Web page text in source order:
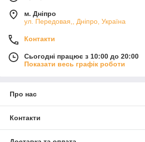
м. Дніпро
ул. Передовая,, Дніпро, Україна
Контакти
Сьогодні працює з 10:00 до 20:00
Показати весь графік роботи
Про нас
Контакти